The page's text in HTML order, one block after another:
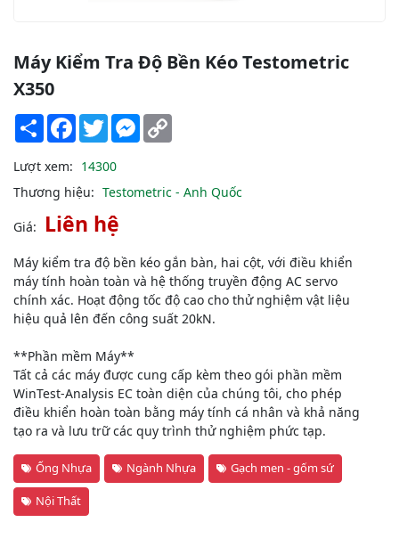
Máy Kiểm Tra Độ Bền Kéo Testometric
X350
Share Facebook
TwitterMessenger
Lượt xem: 14300
Thương hiệu: Testometric - Anh Quốc
Giá: Liên hệ
Máy kiểm tra độ bền kéo gắn bàn, hai cột, với điều khiển
máy tính hoàn toàn và hệ thống truyền động AC servo
chính xác. Hoạt động tốc độ cao cho thử nghiệm vật liệu
hiệu quả lên đến công suất 20kN.
**Phần mềm Máy**
Tất cả các máy được cung cấp kèm theo gói phần mềm
WinTest-Analysis EC toàn diện của chúng tôi, cho phép
điều khiển hoàn toàn bằng máy tính cá nhân và khả năng
tạo ra và lưu trữ các quy trình thử nghiệm phức tạp.
Ống Nhựa Ngành Nhựa Gạch men - gốm sứ
Nội Thất